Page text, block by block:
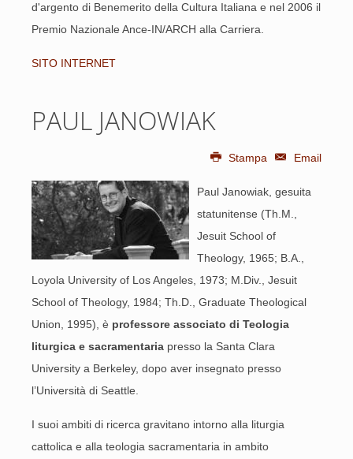
d'argento di Benemerito della Cultura Italiana e nel 2006 il
Premio Nazionale Ance-IN/ARCH alla Carriera.
SITO INTERNET
PAUL JANOWIAK
Stampa Email
Paul Janowiak, gesuita
statunitense (Th.M.,
Jesuit School of
Theology, 1965; B.A.,
Loyola University of Los Angeles, 1973; M.Div., Jesuit
School of Theology, 1984; Th.D., Graduate Theological
Union, 1995), è professore associato di Teologia
liturgica e sacramentaria presso la Santa Clara
University a Berkeley, dopo aver insegnato presso
l’Università di Seattle.
I suoi ambiti di ricerca gravitano intorno alla liturgia
cattolica e alla teologia sacramentaria in ambito